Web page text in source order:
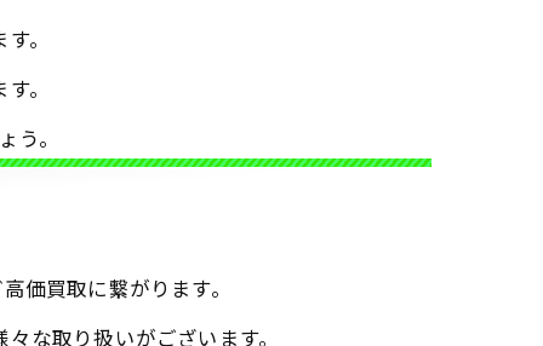
。
。
。
価買取に繋がります。